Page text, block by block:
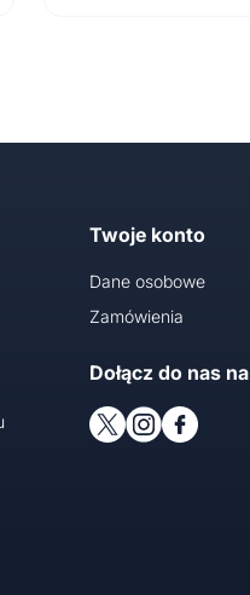
Twoje konto
Dane osobowe
Zamówienia
Dołącz do nas na